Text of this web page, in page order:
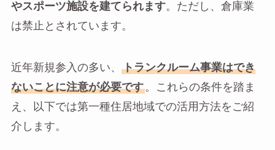
やスポーツ施設を建てられます。ただし、倉庫業
は禁止とされています。
近年新規参入の多い、
トランクルーム事業はでき
ないことに注意が必要です。これらの条件を踏ま
え、以下では第一種住居地域での活用方法をご紹
介します。